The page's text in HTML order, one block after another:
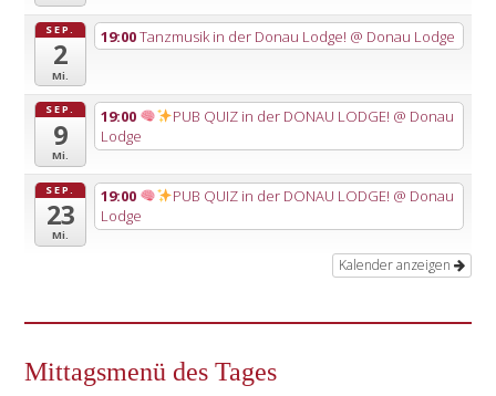
SEP.
2
Mi.
19:00Tanzmusik in der Donau Lodge! @ Donau Lodge
SEP.
9
Mi.
19:00 PUB QUIZ in der DONAU LODGE! @ Donau
Lodge
SEP.
23
Mi.
19:00 PUB QUIZ in der DONAU LODGE! @ Donau
Lodge
Kalender anzeigen
Mittagsmenü des Tages